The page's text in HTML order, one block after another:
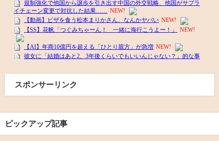
スポンサーリンク
ピックアップ記事